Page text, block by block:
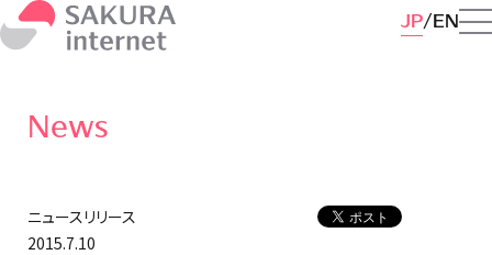
JP EN
News
ニュースリリース
2015.7.10